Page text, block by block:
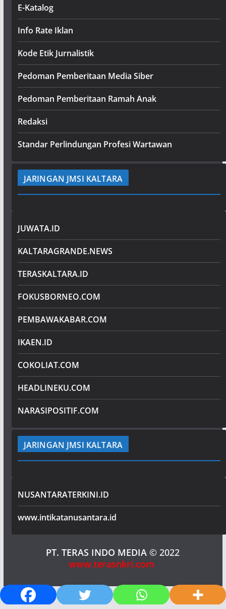
E-Katalog
Info Rate Iklan
Kode Etik Jurnalistik
Pedoman Pemberitaan Media Siber
Pedoman Pemberitaan Ramah Anak
Redaksi
Standar Perlindungan Profesi Wartawan
JARINGAN JMSI KALTARA
JUWATA.ID
KALTARAGRANDE.NEWS
TERASKALTARA.ID
FOKUSBORNEO.COM
PEMBAWAKABAR.COM
IKAEN.ID
COKOLIAT.COM
HEADLINEKU.COM
NARASIPOSITIF.COM
JARINGAN JMSI KALTARA
NUSANTARATERKINI.ID
www.intikatanusantara.id
PT. TERAS INDO MEDIA © 2022
www.terasnkri.com